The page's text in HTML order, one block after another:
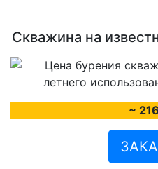
Скважина на
~